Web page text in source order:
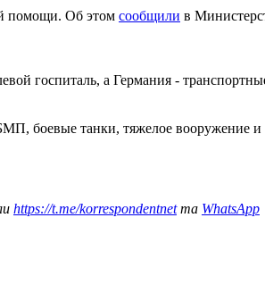
помощи. Об этом сообщили в
госпиталь, а Германия -
боевые танки, тяжелое вооружение и
https://t.me/korrespondentnetта WhatsApp